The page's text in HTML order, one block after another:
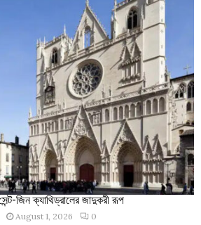
জিন ক্যাথিড্রালের জাদুকরী রূপ
August 1, 2026 0